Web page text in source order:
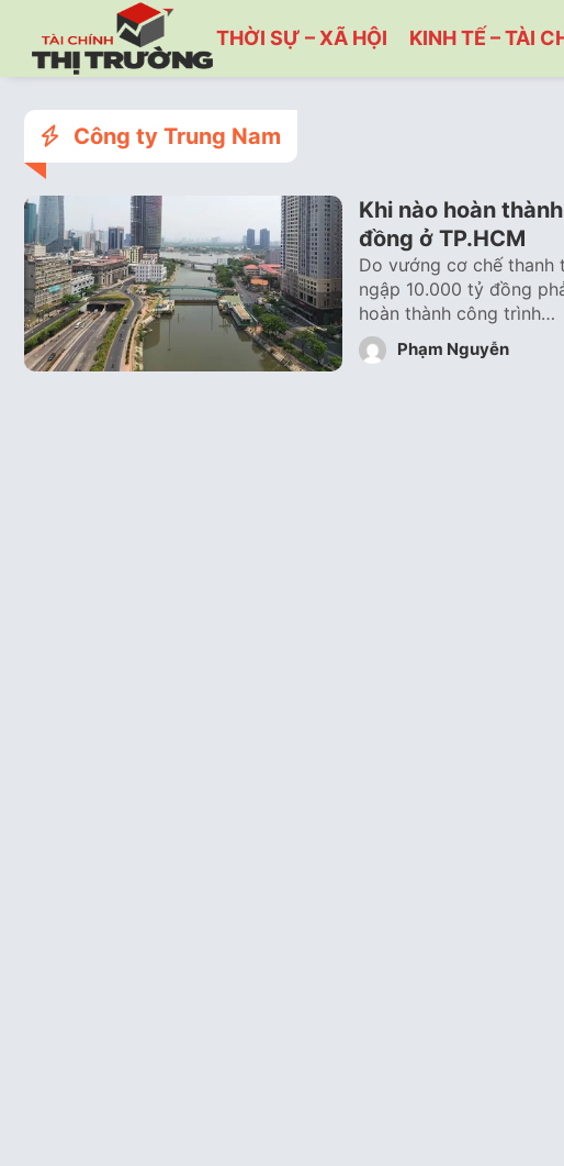
THỜI SỰ – XÃ HỘI KINH TẾ – TÀI
Công ty Trung Nam
Khi nào hoàn
đồng ở TP.HCM
Do vướng cơ chế thanh
ngập 10.000 tỷ đồng
hoàn thành công trình…
Phạm Nguyễn